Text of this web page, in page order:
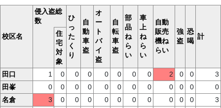
校区名
侵入盗総
数
ひ
っ
た
く
り
自
動
車
盗
オ
ー
ト
バ
イ
盗
自
転
車
盗
部
品
ね
ら
い
車
上
ね
ら
い
自動
販売
機ね
らい
強
盗
恐
喝
計
住
宅
対
象
田口
1 0 0 0 0 0 0 0 2 0 0
3
田峯
0 0 0 0 0 0 0 0 0 0 0
0
名倉
3 0 0 0 0 0 0 0 0 0 0
3